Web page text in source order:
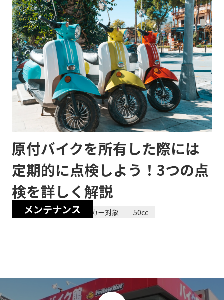
メンテナンス
原付バイクを所有した際には
定期的に点検しよう！3つの点
検を詳しく解説
2024/01/28 全メーカー対象 50cc